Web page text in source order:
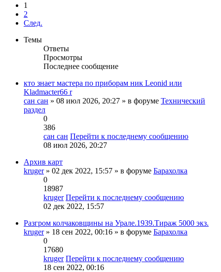
1
2
След.
Темы
Ответы
Просмотры
Последнее сообщение
кто знает мастера по приборам ник Leonid или
Kladmacter66 r
сан сан » 08 июл 2026, 20:27 » в форуме Технический
раздел
0
386
сан сан Перейти к последнему сообщению
08 июл 2026, 20:27
Архив карт
kruger» 02 дек 2022, 15:57 » в форуме Барахолка
0
18987
kruger Перейти к последнему сообщению
02 дек 2022, 15:57
Разгром колчаковщины на Урале.1939.Тираж 5000 экз.
kruger» 18 сен 2022, 00:16 » в форуме Барахолка
0
17680
kruger Перейти к последнему сообщению
18 сен 2022, 00:16